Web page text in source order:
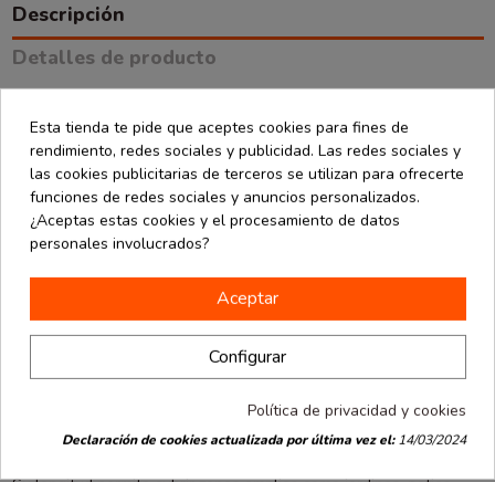
Descripción
Detalles de producto
Opiniones(0)
Esta guirnalda de banderas triangulares de plástico es la opción
perfecta para llenar de color y ambiente cualquier tipo de
celebración. Con una longitud total de 50 metros, y cada bandera
con unas medidas de 20x30 cm, ofrece una cobertura visual
amplia y llamativa, ideal tanto para espacios interiores como
exteriores.
Fabricadas en plástico resistente, estas banderas son duraderas,
impermeables y fáciles de instalar, lo que las convierte en una
solución práctica para decorar sin complicaciones. Gracias a su
fiestas populares, cumpleaños, ferias, mercados, colegios,
inauguraciones, fiestas infantiles o eventos deportivos.
Esta tienda te pide que aceptes cookies para fines de
rendimiento, redes sociales y publicidad. Las redes sociales y
las cookies publicitarias de terceros se utilizan para ofrecerte
funciones de redes sociales y anuncios personalizados.
¿Aceptas estas cookies y el procesamiento de datos
personales involucrados?
Aceptar
Configurar
Política de privacidad y cookies
Declaración de cookies actualizada por última vez el:14/03/2024